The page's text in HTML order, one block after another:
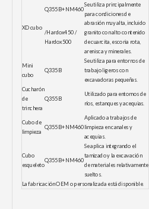
XD cubo
Q355B+NM460
Se utiliza principalmente
para condiciones de
abrasión muy alta, incluido
granito con alto contenido
de cuarcita, escoria rota,
arenisca y minerales.
/Hardox450 /
Hardox500
Mini
cubo
Q335B
Se utiliza para entornos de
trabajo ligeros con
excavadoras pequeñas.
Cucharón
de
trinchera
Q355B
Utilizado para entornos de
ríos, estanques y acequias.
Cubo de
limpieza
Q355B+NM460
Aplicado a trabajos de
limpieza en canales y
acequias.
Cubo
esqueleto
Q355B+NM460
Se aplica integrando el
tamizado y la excavación
de materiales relativamente
sueltos.
La fabricación OEM o personalizada está disponible.